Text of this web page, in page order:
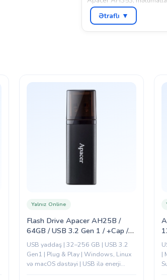
sürətləndirir və vaxtından
Ətraflı ▼
Flash Drive Apacer AH25B /
64GB / USB 3.2 Gen 1 / +Cap /
Black (AP64GAH25BB-1)
Yalnız Online
USB yaddaş | 32–256 GB | USB 3.2
Gen1 | Plug & Play | Windows, Linux
və macOS dəstəyi | USB ilə enerji
|